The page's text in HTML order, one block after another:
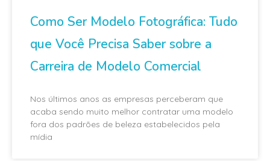
Como Ser Modelo Fotográfica: Tudo
que Você Precisa Saber sobre a
Carreira de Modelo Comercial
Nos últimos anos as empresas perceberam que
acaba sendo muito melhor contratar uma modelo
fora dos padrões de beleza estabelecidos pela
mídia